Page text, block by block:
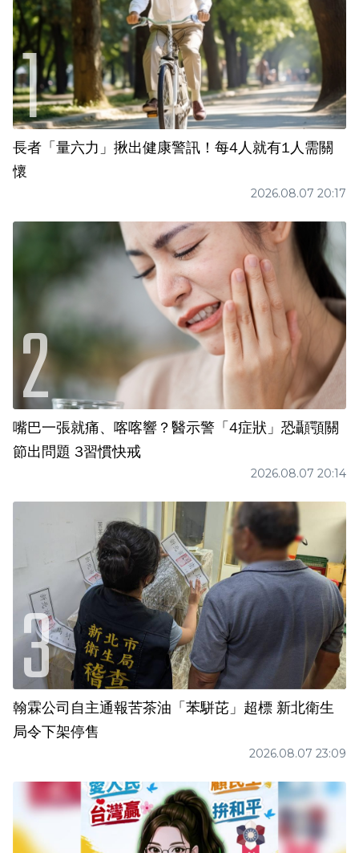
長者「量六力」揪出健康警訊！每4人就有1人需關
懷
2026.08.07 20:17
嘴巴一張就痛、喀喀響？醫示警「4症狀」恐顳顎關
節出問題 3習慣快戒
2026.08.07 20:14
翰霖公司自主通報苦茶油「苯駢芘」超標 新北衛生
局令下架停售
2026.08.07 23:09